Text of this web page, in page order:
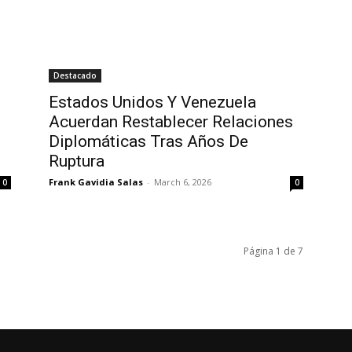
0
Destacado
Estados Unidos Y Venezuela
Acuerdan Restablecer Relaciones
Diplomáticas Tras Años De
Ruptura
Frank Gavidia Salas - March 6, 2026 0
Página 1 de 7